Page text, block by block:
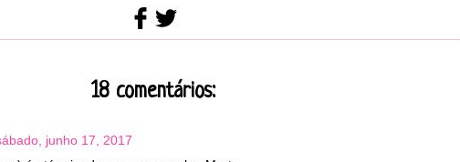
18 comentários:
junho 17, 2017